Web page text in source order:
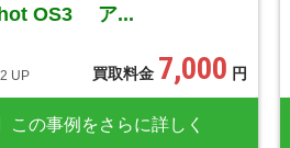
OS3 ア...
UP 買取料金 7,000 円
この事例をさらに詳しく